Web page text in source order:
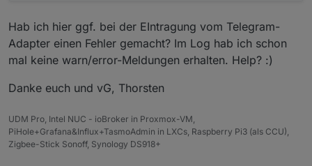
Hab ich hier ggf. bei der EIntragung vom Telegram-
Adapter einen Fehler gemacht? Im Log hab ich schon
mal keine warn/error-Meldungen erhalten. Help? :)
Danke euch und vG, Thorsten
UDM Pro, Intel NUC - ioBroker in Proxmox-VM,
PiHole+Grafana&Influx+TasmoAdmin in LXCs, Raspberry Pi3 (als CCU),
Zigbee-Stick Sonoff, Synology DS918+